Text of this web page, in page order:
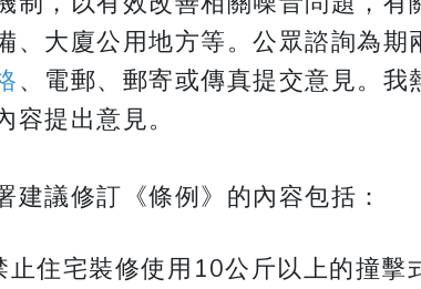
、大廈公用地方等。公眾諮詢為
、電郵、郵寄或傳真提交意見。
容提出意見。
建議修訂《條例》的內容包括：
止住宅裝修使用10公斤以上的撞擊